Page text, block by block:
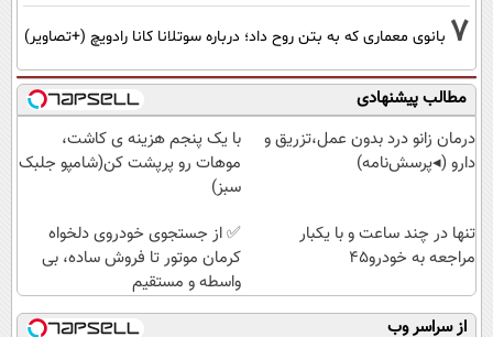
7 بانوی معماری که به بتن روح داد؛ درباره سوتلانا کانا رادویچ (+تصاویر)
مطالب پیشنهادی
درمان زانو درد بدون عمل،تزریق و
دارو (◂پرسش‌نامه)
با یک پنجم هزینه ی کاشت،
موهات رو پرپشت کن(شامپو جلبک
سبز)
تنها در چند ساعت و با یکبار
مراجعه به خودرو45
✅ از جستجوی خودروی دلخواه
کرمان موتور تا فروش ساده، بی
واسطه و مستقیم
از سراسر وب